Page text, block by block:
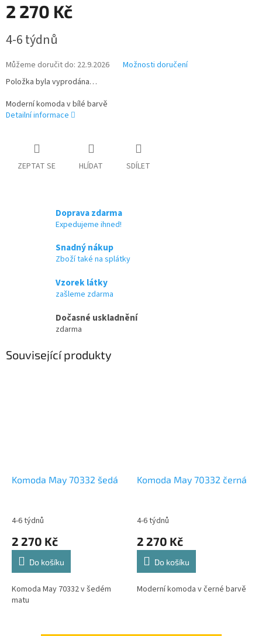
2 270 Kč
cena:
4-6 týdnů
Můžeme doručit do: 22.9.2026
Možnosti doručení
Položka byla vyprodána…
Moderní komoda v bílé barvě
Detailní informace
ZEPTAT SE HLÍDAT SDÍLET
Doprava zdarma
Expedujeme ihned!
Snadný nákup
Zboží také na splátky
Vzorek látky
zašleme zdarma
Dočasné uskladnění
zdarma
Související produkty
Komoda May 70332 šedá
4-6 týdnů
2 270 Kč
Do košíku
Komoda May 70332 v šedém
matu
Komoda May 70332 černá
4-6 týdnů
2 270 Kč
Do košíku
Moderní komoda v černé barvě